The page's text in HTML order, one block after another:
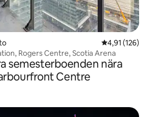
4,91 av 5 i
4,91 (126)
Rogers Centre, Scotia Arena
semesterboenden nära
Centre